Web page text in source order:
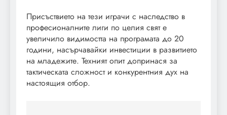
Присъствието на тези играчи с наследство в
професионалните лиги по целия свят е
увеличило видимостта на програмата до 20
години, насърчавайки инвестиции в развитието
на младежите. Техният опит допринася за
тактическата сложност и конкурентния дух на
настоящия отбор.